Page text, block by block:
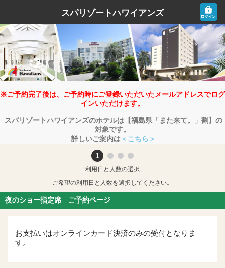
スパリゾートハワイアンズ
※ご予約完了後は、ご予約時にご登録いただいたメールアドレスでログ
インいただけます。
スパリゾートハワイアンズのホテルは【福島県「また来て。」割】の
対象です。
詳しいご案内は＜こちら＞
利用日と人数の選択
ご希望の利用日と人数を選択してください。
夜のショー指定席 ご予約ページ
お支払いはオンラインカード決済のみの受付となりま
す。